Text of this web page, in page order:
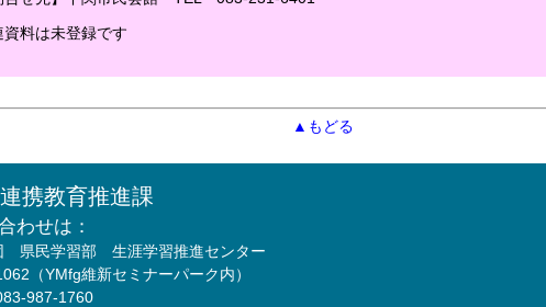
資料は未登録です
▲もどる
携教育推進課
わせは：
県民学習部 生涯学習推進センター
（YMfg維新セミナーパーク内）
987-1760